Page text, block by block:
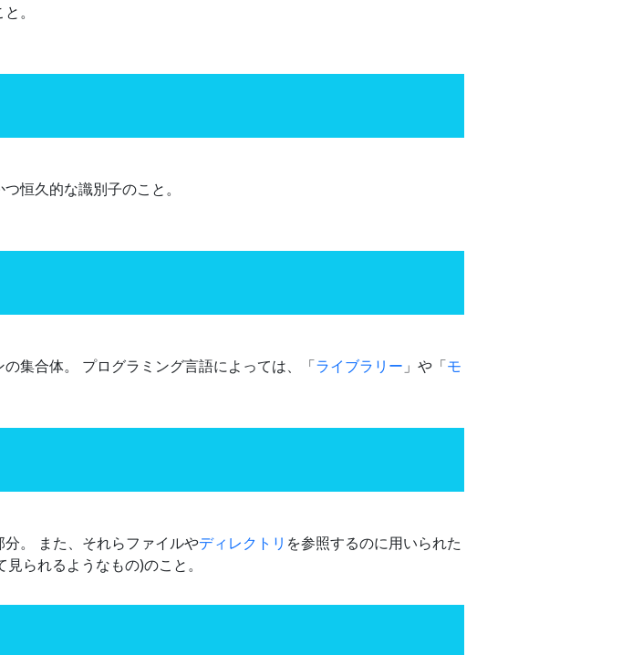
。
恒久的な識別子のこと。
集合体。 プログラミング言語によっては、「ライブラリー 」や「モ
。 また、それらファイルやディレクトリ を参照するのに用いられた
られるようなもの)のこと。